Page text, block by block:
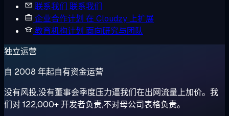
联系我们 联系我们
企业合作计划 在 Cloudzy 上扩展
教育机构计划 面向研究与团队
独立运营
自 2008 年起自有资金运营
没有风投,没有董事会季度压力逼我们在出网流量上加价。我
们对 122,000+ 开发者负责,不对母公司表格负责。